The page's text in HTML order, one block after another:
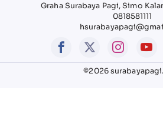
Graha Surabaya Pagi, Simo
0818581111
©2026